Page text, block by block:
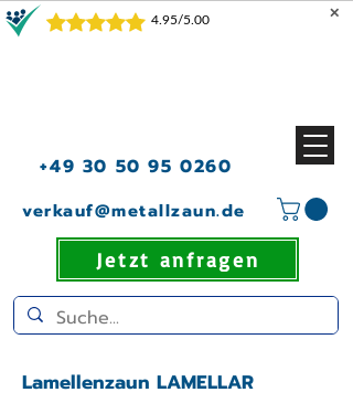
✕
+49 30 50 95 0260
verkauf@metallzaun.de
Jetzt anfragen
Lamellenzaun LAMELLAR